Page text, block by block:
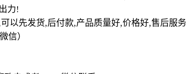
力!
以先发货,后付款,产品质量好,价格好,售后服
信）